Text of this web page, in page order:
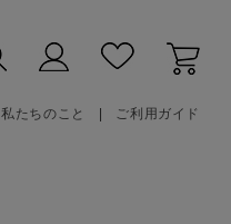
私たちのこと ご利用ガイド